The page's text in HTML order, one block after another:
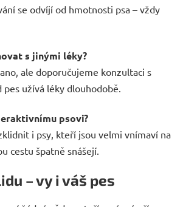
se odvíjí od hmotnosti psa – vždy
s jinými léky?
ale doporučujeme konzultaci s
užívá léky dlouhodobě.
psovi?
i psy, kteří jsou velmi vnímaví na
cestu špatně snášejí.
– vy i váš pes